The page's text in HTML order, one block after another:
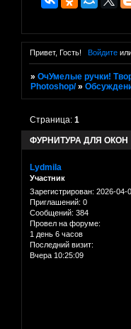
Привет, Гость! Войдите
»ОчУмелые ручки!
Photoshop/ »
ФУРНИТУРА ДЛЯ ОКОН
Страница:1
Lydmila
Участник
Зарегистрирован: 2026-04-
Приглашений: 0
Сообщений: 384
Провел на форуме:
1 день 6 часов
Последний визит:
Вчера 10:25:09